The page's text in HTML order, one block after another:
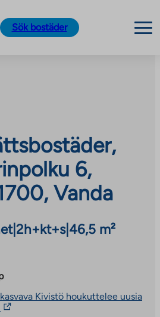
Sök bostäder
6,
Vanda
|2h+kt+s| 46,5 m²
Kivistö houkuttelee uusia
The